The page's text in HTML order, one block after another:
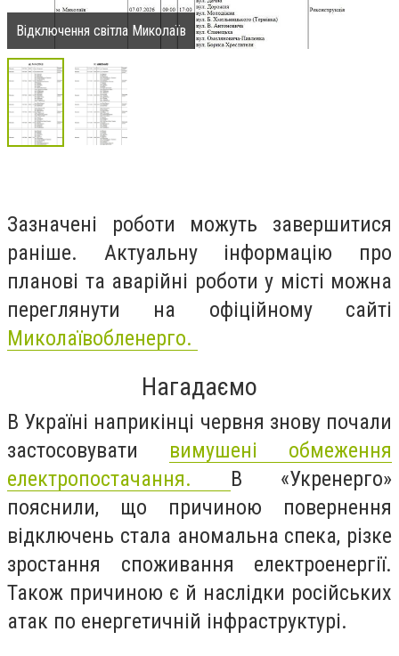
Відключення світла Миколаїв
Зазначені роботи можуть завершитися
раніше. Актуальну інформацію про
планові та аварійні роботи у місті можна
переглянути на офіційному сайті
Миколаївобленерго.
Нагадаємо
В Україні наприкінці червня знову почали
застосовувати вимушені обмеження
електропостачання. В «Укренерго»
пояснили, що причиною повернення
відключень стала аномальна спека, різке
зростання споживання електроенергії.
Також причиною є й наслідки російських
атак по енергетичній інфраструктурі.